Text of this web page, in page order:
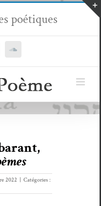
poétiques
SoundCloud
2022
Catégories :